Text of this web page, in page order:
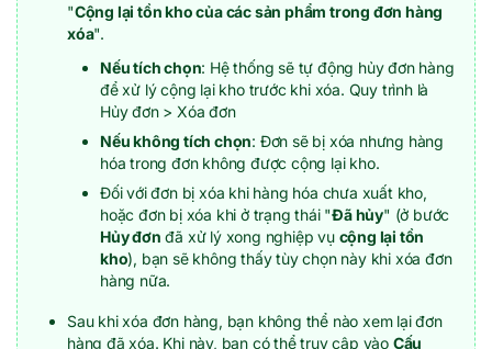
"Cộng lại tồn kho của các sản phẩm trong đơn hàng
xóa".
Nếu tích chọn: Hệ thống sẽ tự động hủy đơn hàng
để xử lý cộng lại kho trước khi xóa. Quy trình là
Hủy đơn > Xóa đơn
Nếu không tích chọn: Đơn sẽ bị xóa nhưng hàng
hóa trong đơn không được cộng lại kho.
Đối với đơn bị xóa khi hàng hóa chưa xuất kho,
hoặc đơn bị xóa khi ở trạng thái "Đã hủy" (ở bước
Hủy đơn đã xử lý xong nghiệp vụ cộng lại tồn
kho), bạn sẽ không thấy tùy chọn này khi xóa đơn
hàng nữa.
Sau khi xóa đơn hàng, bạn không thể nào xem lại đơn
hàng đã xóa. Khi này, bạn có thể truy cập vào Cấu